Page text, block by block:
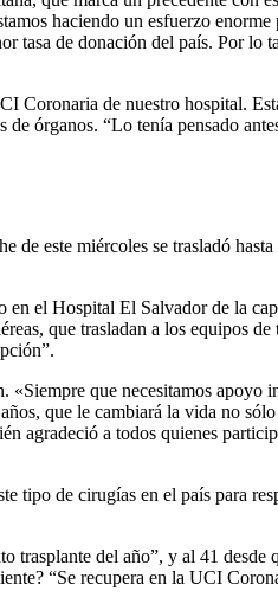
haciendo un esfuerzo
de donación del país. Por lo
de nuestro hospital.
órganos. “Lo tenía pensado
este miércoles se trasladó
el Hospital El Salvador de la
que trasladan a los equipos
que necesitamos apoyo
que le cambiará la vida no
agradeció a todos quienes
de cirugías en el país para
del año”, y al 41
“Se recupera en la UCI